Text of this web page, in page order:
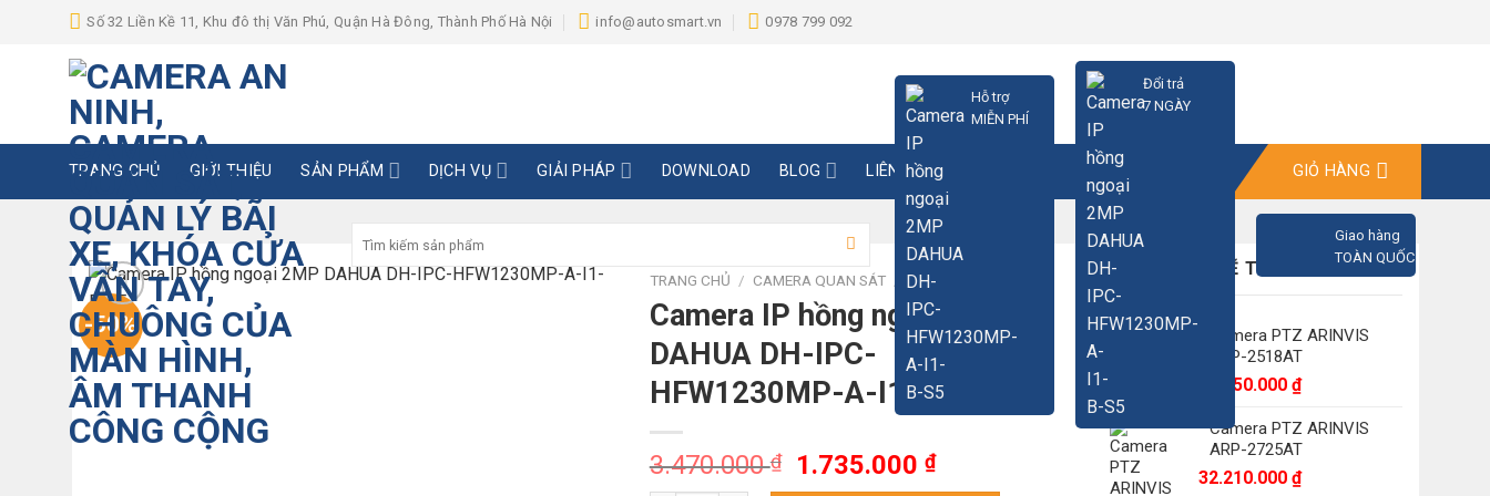
Số 32 Liền Kề 11, Khu đô thị Văn Phú, Quận Hà Đông, Thành Phố Hà Nội info@autosmart.vn 0978 799 092
kiếm:
Hỗ trợ
MIỄN PHÍ
Đổi trả
7 NGÀY
Giao hàng
TOÀN QUỐC
TRANG CHỦ GIỚI THIỆU SẢN PHẨM DỊCH VỤ GIẢI PHÁP DOWNLOAD BLOG LIÊN HỆ GIỎ HÀNG
-50%
TRANG CHỦ / CAMERA QUAN SÁT CAMERA IP
Camera IP hồng ngoại 2MP
DAHUA DH-IPC-
HFW1230MP-A-I1-B-S5
3.470.000₫
Giá
1.735.000 ₫Giá
CÓ THỂ BẠN SẼ THÍCH
Camera PTZ ARINVIS
ARP-2518AT
18.350.000 ₫
Camera PTZ ARINVIS
ARP-2725AT
32.210.000 ₫